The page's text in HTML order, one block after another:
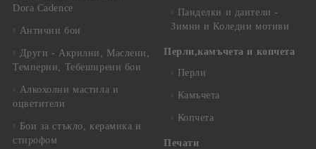
Dora Cadence
Антични бои
Други - Акрилни, Маслени,
Темперни, Тебеширени бои
Алкохолни мастила и
оцветители
Бои за стъкло, керамика и
стирофом
Панделки и дантели -
Зимни и Коледни мотиви
Перли,камъчета и копчета
Перли
Камъчета
Копчета
Печати